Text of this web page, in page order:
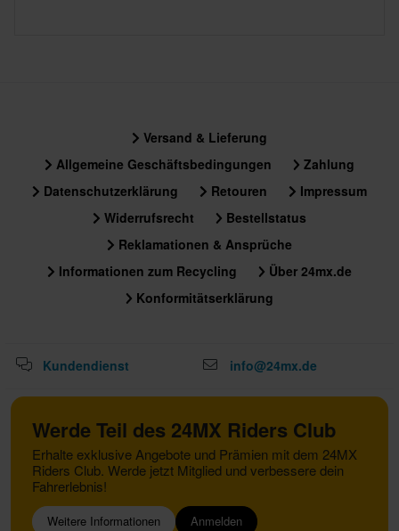
Versand & Lieferung
Allgemeine Geschäftsbedingungen
Zahlung
Datenschutzerklärung
Retouren
Impressum
Widerrufsrecht
Bestellstatus
Reklamationen & Ansprüche
Informationen zum Recycling
Über 24mx.de
Konformitätserklärung
Kundendienst info@24mx.de
Werde Teil des 24MX Riders Club
Erhalte exklusive Angebote und Prämien mit dem 24MX
Riders Club. Werde jetzt Mitglied und verbessere dein
Fahrerlebnis!
Weitere Informationen Anmelden